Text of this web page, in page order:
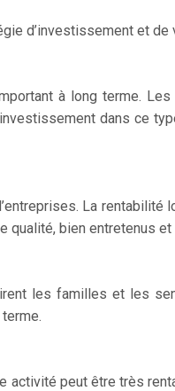
d’investissement et de
à long terme.
dans ce
La
bien entretenus
les familles et les
peut être très